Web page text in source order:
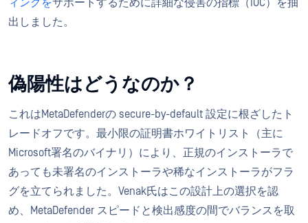
ィングをサポートするために詳細な侵害の指標（IOC）を抽
出しました。
偽陽性はどうなのか？
これはMetaDefenderの secure-by-default 設定に根ざしたト
レードオフです。最小限の証明書ホワイトリスト（主に
Microsoft署名のバイナリ）により、正規のインストーラで
あっても未署名のインストーラや稀なインストーラがフラ
グを立てられました。Venak氏はこの設計上の選択を認
め、MetaDefender スピードと検出感度の間でバランスを取